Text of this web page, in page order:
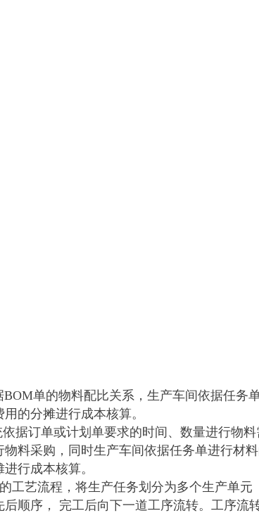
BOM单的物料配比关系，生产车间依据任务
的分摊进行成本核算。
依据订单或计划单要求的时间、数量进行物
料采购，同时生产车间依据任务单进行材
行成本核算。
工艺流程，将生产任务划分为多个生产单
顺序， 完工后向下一道工序流转。工序流